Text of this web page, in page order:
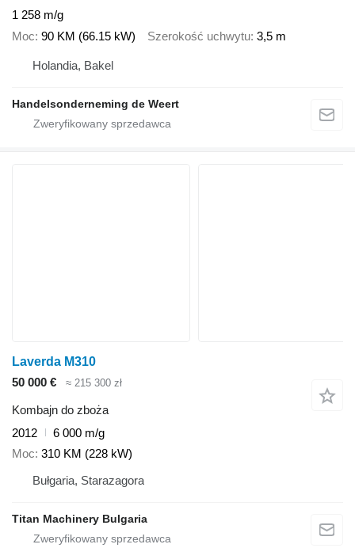
1 258 m/g
Moc 90 KM (66.15 kW) Szerokość uchwytu 3,5 m
Holandia, Bakel
Handelsonderneming de Weert
Laverda M310
50 000 €
≈ 215 300 zł
Kombajn do zboża
2012
6 000 m/g
Moc 310 KM (228 kW)
Bułgaria, Starazagora
Titan Machinery Bulgaria